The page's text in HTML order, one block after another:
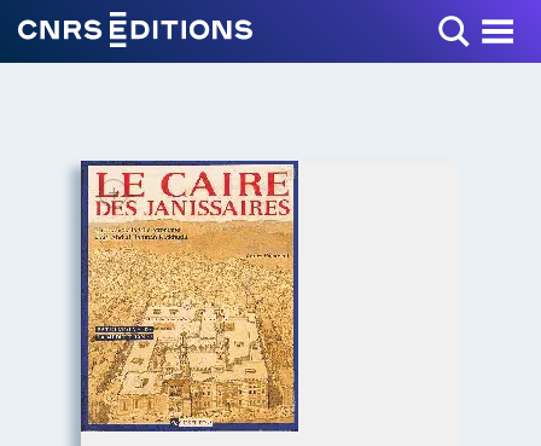
Toggle Menu
+